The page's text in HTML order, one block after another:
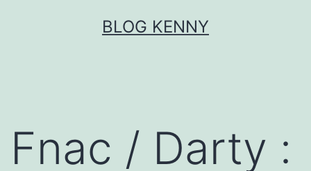
BLOG KENNY
Fnac / Darty :